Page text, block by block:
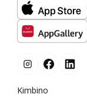
Kimbino